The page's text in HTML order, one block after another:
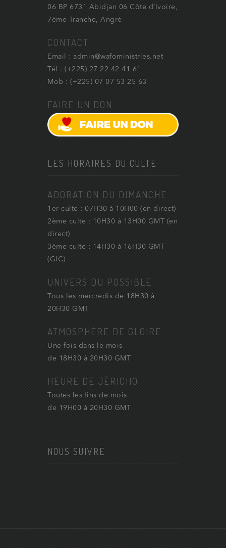
06 BP 6731 Abidjan 06 Côte d’Ivoire,
7ème Tranche, Angré
CONTACT
Email : admin@wafoministries.net
Tél : (+225) 27 22 42 41 61
Mob : (+225) 07 07 53 25 63
FAIRE UN DON
LES HORAIRES DU CULTE
ADORATION DU DIMANCHE
1er culte : 07H30 à 10H00 (en direct)
2ème culte : 10H30 à 13H00 GMT (en
direct)
3ème culte : 14H30 à 16H30 GMT
(GIC)
UNIVERS DU POSSIBLE
Tous les mercredis de 18H30 à
20H30 GMT
ATMOSPHÈRE DE GLOIRE
Une fois dans le mois
de 18H30 à 20H30 GMT
HEURE DE JÉRICHO
Toutes les fins de mois
de 19H00 à 20H30 GMT
NOUS SUIVRE